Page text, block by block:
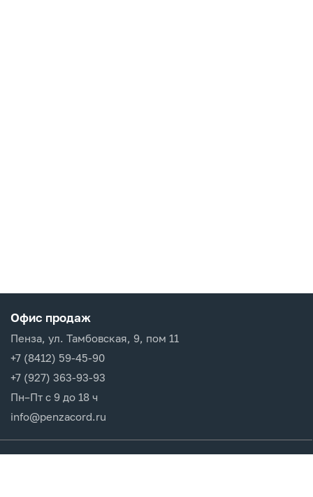
Офис продаж
Пенза, ул. Тамбовская, 9, пом 11
+7 (8412) 59-45-90
+7 (927) 363-93-93
Пн–Пт с 9 до 18 ч
info@penzacord.ru
Производители